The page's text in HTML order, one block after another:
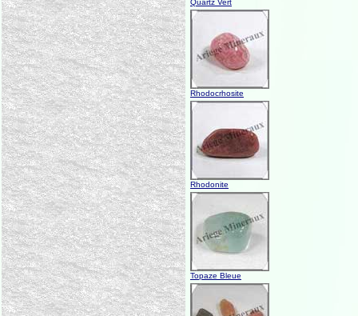
Quartz Vert
Rhodocrhosite
Rhodonite
Topaze Bleue